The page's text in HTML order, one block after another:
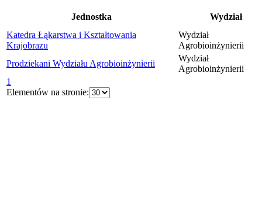
Jednostka
Wydział
Katedra Łąkarstwa i Kształtowania
Krajobrazu
Wydział
Agrobioinżynierii
Prodziekani Wydziału Agrobioinżynierii
Wydział
Agrobioinżynierii
1
Elementów na stronie: